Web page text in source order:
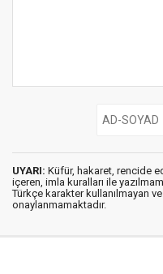
UYARI: Küfür, hakaret, rencide
içeren, imla kuralları ile
Türkçe karakter kullanılmayan
onaylanmamaktadır.